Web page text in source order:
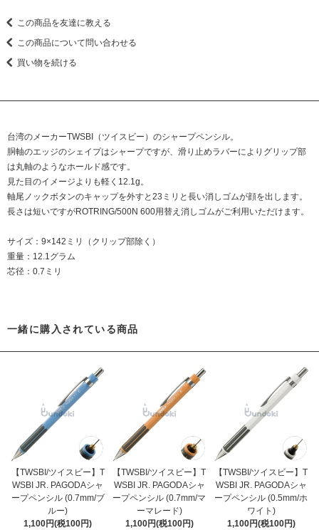
この商品を友達に教える
この商品について問い合わせる
買い物を続ける
台湾のメーカーTWSBI（ツイスビー）のシャープペンシル。
胴軸のエッジのシェイプはシャープですが、滑り止めラバーによりグリップ部
は丸軸のようなホールド感です。
見た目のイメージよりも軽く12.1g。
軸尾ノックボタンのキャップを外すと23ミリと長い消しゴムが顔を出します。
長さは短いですがROTRING/500N 600用替え消しゴムがご利用いただけます。
サイズ：9×142ミリ（クリップ部除く）
重量：12.1グラム
芯径：0.7ミリ
一緒に購入されている商品
【TWSBI/ツイスビー】T
WSBI JR. PAGODAシャ
ープペンシル (0.7mm/ブ
ルー)
1,100円(税100円)
【TWSBI/ツイスビー】T
WSBI JR. PAGODAシャ
ープペンシル (0.7mm/マ
ーマレード)
1,100円(税100円)
【TWSBI/ツイスビー】T
WSBI JR. PAGODAシャ
ープペンシル (0.5mm/ホ
ワイト)
1,100円(税100円)